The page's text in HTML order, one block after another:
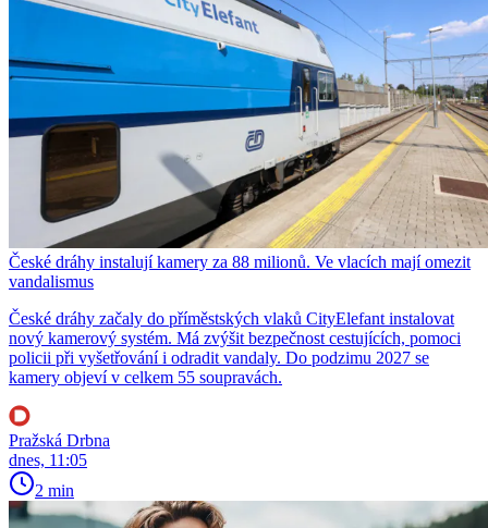
České dráhy instalují kamery za 88 milionů. Ve vlacích mají omezit
vandalismus
České dráhy začaly do příměstských vlaků CityElefant instalovat
nový kamerový systém. Má zvýšit bezpečnost cestujících, pomoci
policii při vyšetřování i odradit vandaly. Do podzimu 2027 se
kamery objeví v celkem 55 soupravách.
Pražská Drbna
dnes, 11:05
2 min